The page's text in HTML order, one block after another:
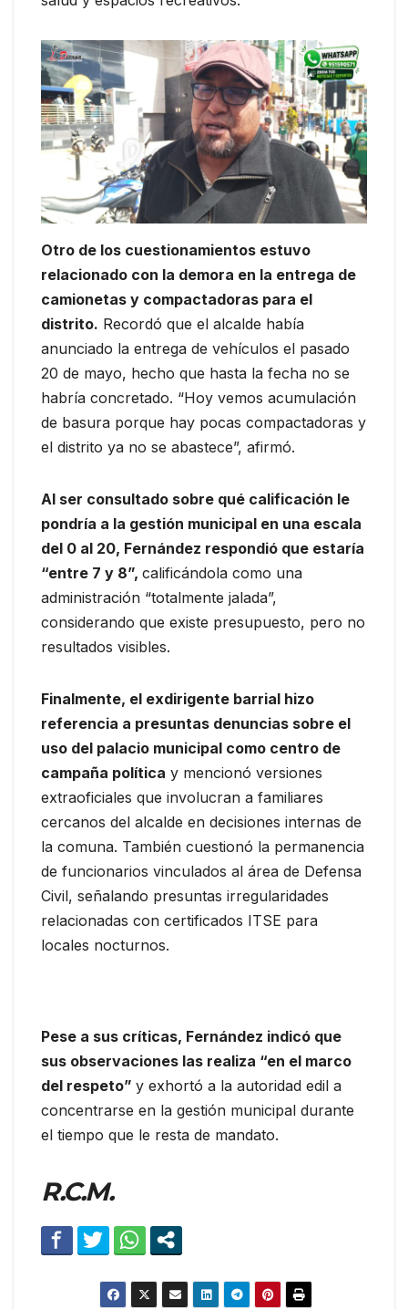
Otro de los cuestionamientos estuvo
relacionado con la demora en la entrega de
camionetas y compactadoras para el
distrito. Recordó que el alcalde había
anunciado la entrega de vehículos el pasado
20 de mayo, hecho que hasta la fecha no se
habría concretado. “Hoy vemos acumulación
de basura porque hay pocas compactadoras y
el distrito ya no se abastece”, afirmó.
Al ser consultado sobre qué calificación le
pondría a la gestión municipal en una escala
del 0 al 20, Fernández respondió que estaría
“entre 7 y 8”, calificándola como una
administración “totalmente jalada”,
considerando que existe presupuesto, pero no
resultados visibles.
Finalmente, el exdirigente barrial hizo
referencia a presuntas denuncias sobre el
uso del palacio municipal como centro de
campaña política y mencionó versiones
extraoficiales que involucran a familiares
cercanos del alcalde en decisiones internas de
la comuna. También cuestionó la permanencia
de funcionarios vinculados al área de Defensa
Civil, señalando presuntas irregularidades
relacionadas con certificados ITSE para
locales nocturnos.
Pese a sus críticas, Fernández indicó que
sus observaciones las realiza “en el marco
del respeto” y exhortó a la autoridad edil a
concentrarse en la gestión municipal durante
el tiempo que le resta de mandato.
R.C.M.